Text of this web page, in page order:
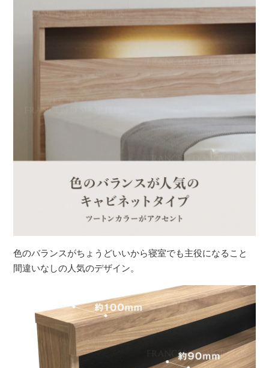
色のバランスがちょうどいいから寝室でも主役になること
間違いなしの人気のデザイン。